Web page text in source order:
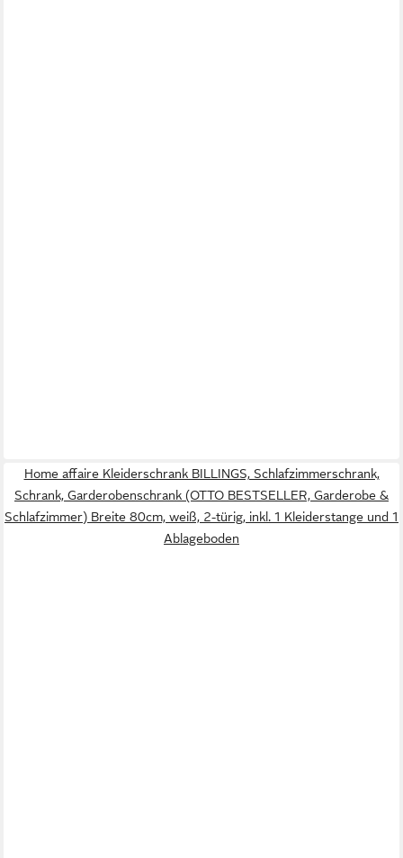
Home affaire Kleiderschrank BILLINGS, Schlafzimmerschrank,
Schrank, Garderobenschrank (OTTO BESTSELLER, Garderobe &
Schlafzimmer) Breite 80cm, weiß, 2-türig, inkl. 1 Kleiderstange und 1
Ablageboden